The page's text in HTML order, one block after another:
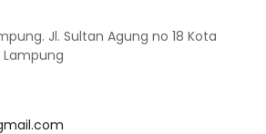
Jl. Sultan Agung no 18 Kota
Lampung